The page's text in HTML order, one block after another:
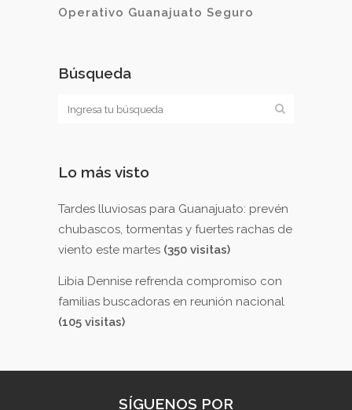
Operativo Guanajuato Seguro
Búsqueda
Lo más visto
Tardes lluviosas para Guanajuato: prevén
chubascos, tormentas y fuertes rachas de
viento este martes (350 visitas)
Libia Dennise refrenda compromiso con
familias buscadoras en reunión nacional
(105 visitas)
SÍGUENOS POR